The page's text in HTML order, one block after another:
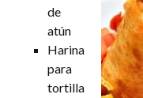
de
atún
Harina
para
tortilla